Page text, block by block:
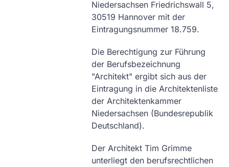
Niedersachsen Friedrichswall 5,
30519 Hannover mit der
Eintragungsnummer 18.759.
Die Berechtigung zur Führung
der Berufsbezeichnung
"Architekt" ergibt sich aus der
Eintragung in die Architektenliste
der Architektenkammer
Niedersachsen (Bundesrepublik
Deutschland).
Der Architekt Tim Grimme
unterliegt den berufsrechtlichen